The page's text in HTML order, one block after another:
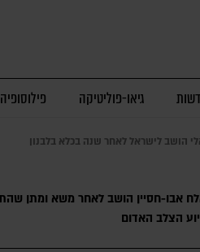
גיאו-פוליטיקה פילוסופיה
הושב לישראל לאחר שנה בכלא בלבנון
אבו-חסיין הושב לאחר משא ומתן
הצלב האדום